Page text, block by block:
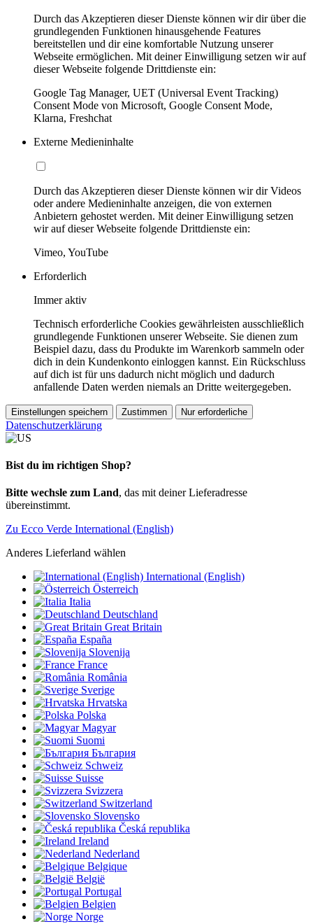
Durch das Akzeptieren dieser Dienste können wir dir über die
grundlegenden Funktionen hinausgehende Features
bereitstellen und dir eine komfortable Nutzung unserer
Webseite ermöglichen. Mit deiner Einwilligung setzen wir auf
dieser Webseite folgende Drittdienste ein:
Google Tag Manager, UET (Universal Event Tracking)
Consent Mode von Microsoft, Google Consent Mode,
Klarna, Freshchat
Externe Medieninhalte
Durch das Akzeptieren dieser Dienste können wir dir Videos
oder andere Medieninhalte anzeigen, die von externen
Anbietern gehostet werden. Mit deiner Einwilligung setzen
wir auf dieser Webseite folgende Drittdienste ein:
Vimeo, YouTube
Erforderlich
Immer aktiv
Technisch erforderliche Cookies gewährleisten ausschließlich
grundlegende Funktionen unserer Webseite. Sie dienen zum
Beispiel dazu, dass du Produkte im Warenkorb sammeln oder
dich in dein Kundenkonto einloggen kannst. Ein Rückschluss
auf dich ist für uns dadurch nicht möglich und dadurch
anfallende Daten werden niemals an Dritte weitergegeben.
Einstellungen speichern Zustimmen Nur erforderliche
Datenschutzerklärung
Bist du im richtigen Shop?
Bitte wechsle zum Land, das mit deiner Lieferadresse
übereinstimmt.
Zu Ecco Verde International (English)
Anderes Lieferland wählen
International (English)
Österreich
Italia
Deutschland
Great Britain
España
Slovenija
France
România
Sverige
Hrvatska
Polska
Magyar
Suomi
България
Schweiz
Suisse
Svizzera
Switzerland
Slovensko
Česká republika
Ireland
Nederland
Belgique
België
Portugal
Belgien
Norge